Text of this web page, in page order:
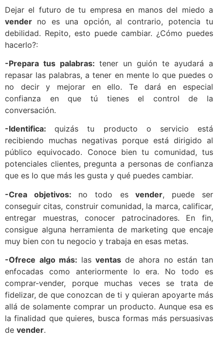
Dejar el futuro de tu empresa en manos del miedo a
vender no es una opción, al contrario, potencia tu
debilidad. Repito, esto puede cambiar. ¿Cómo puedes
hacerlo?:
-Prepara tus palabras: tener un guión te ayudará a
repasar las palabras, a tener en mente lo que puedes o
no decir y mejorar en ello. Te dará en especial
confianza en que tú tienes el control de la
conversación.
-Identifica:quizás tu producto o servicio está
recibiendo muchas negativas porque está dirigido al
público equivocado. Conoce bien tu comunidad, tus
potenciales clientes, pregunta a personas de confianza
que es lo que más les gusta y qué puedes cambiar.
-Crea objetivos: no todo esvender, puede ser
conseguir citas, construir comunidad, la marca, calificar,
entregar muestras, conocer patrocinadores. En fin,
consigue alguna herramienta de marketing que encaje
muy bien con tu negocio y trabaja en esas metas.
-Ofrece algo más: las ventasde ahora no están tan
enfocadas como anteriormente lo era. No todo es
comprar-vender, porque muchas veces se trata de
fidelizar, de que conozcan de ti y quieran apoyarte más
allá de solamente comprar un producto. Aunque esa es
la finalidad que quieres, busca formas más persuasivas
de vender.